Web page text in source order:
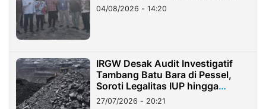
04/08/2026 - 14:20
IRGW Desak Audit Investigatif
Tambang Batu Bara di Pessel,
Soroti Legalitas IUP hingga
Stockpile
27/07/2026 - 20:21